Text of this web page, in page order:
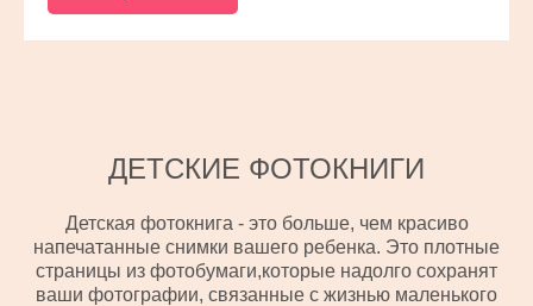
ДЕТСКИЕ ФОТОКНИГИ
Детская фотокнига - это больше, чем красиво
напечатанные снимки вашего ребенка. Это плотные
страницы из фотобумаги,которые надолго сохранят
ваши фотографии, связанные с жизнью маленького